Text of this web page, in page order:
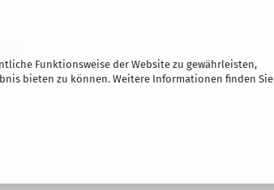
Funktionsweise der Website zu gewährleisten,
bieten zu können. Weitere Informationen finden Sie